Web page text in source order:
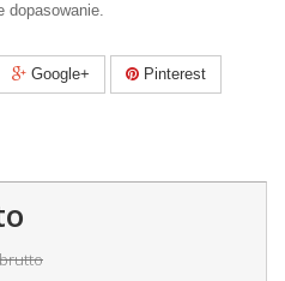
dopasowanie.
Google+ Pinterest